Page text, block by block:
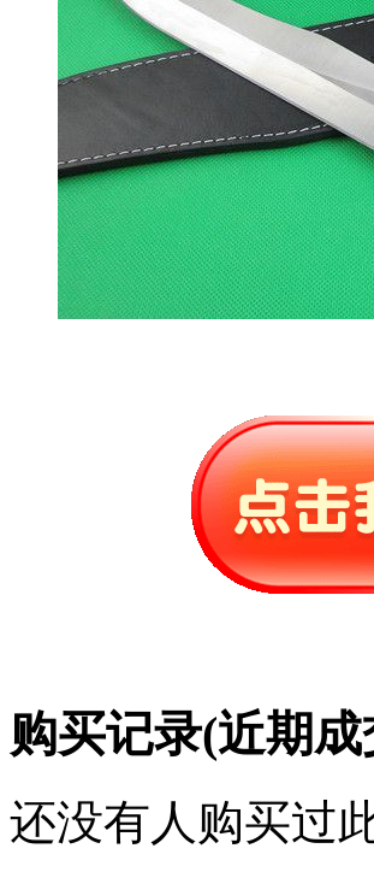
购买记录(近期
还没有人购买过